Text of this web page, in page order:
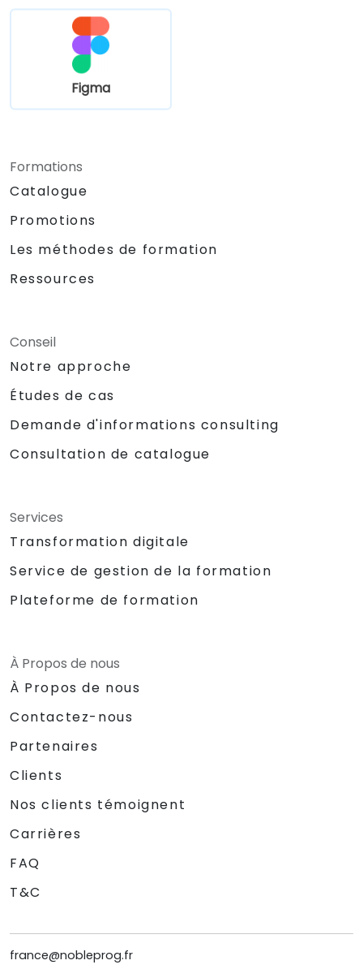
Figma
Formations
Catalogue
Promotions
Les méthodes de formation
Ressources
Conseil
Notre approche
Études de cas
Demande d'informations consulting
Consultation de catalogue
Services
Transformation digitale
Service de gestion de la formation
Plateforme de formation
À Propos de nous
À Propos de nous
Contactez-nous
Partenaires
Clients
Nos clients témoignent
Carrières
FAQ
T&C
france@nobleprog.fr